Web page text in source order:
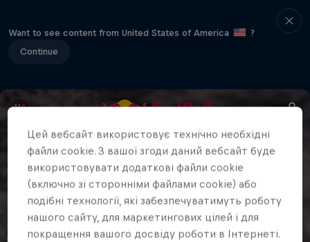
Want to see content from United States of America
?
Continue
Цей вебсайт використовує технічно необхідні
файли cookie. З вашої згоди даний вебсайт буде
використовувати додаткові файли cookie
(включно зі сторонніми файлами cookie) або
подібні технології, які забезпечуватимуть роботу
нашого сайту, для маркетингових цілей і для
покращення вашого досвіду роботи в Інтернеті.